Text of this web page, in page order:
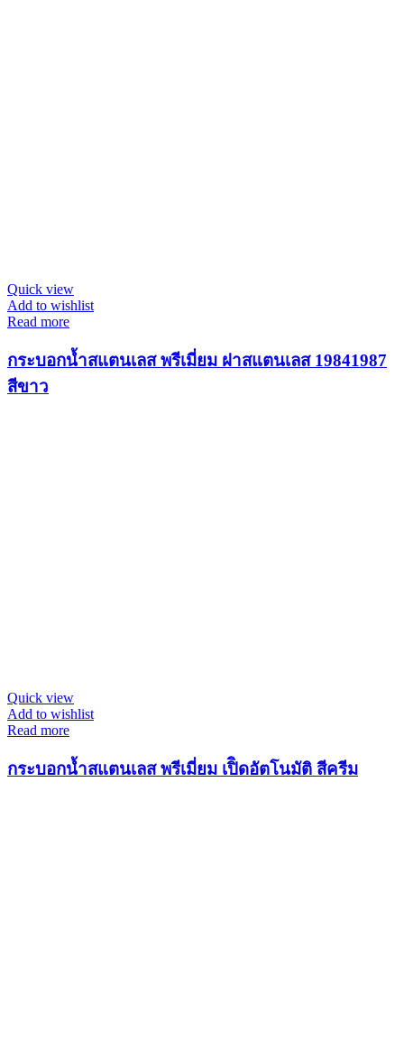
Quick view
Add to wishlist
Read more
กระบอกน้ำสแตนเลส พรีเมี่ยม ฝาสแตนเลส 19841987
สีขาว
Quick view
Add to wishlist
Read more
กระบอกน้ำสแตนเลส พรีเมี่ยม เปิิดอัตโนมัติ สีครีม